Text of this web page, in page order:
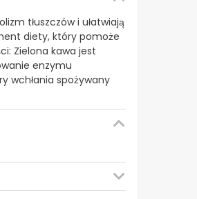
tłuszczów i ułatwiają
diety, który pomoże
Zielona kawa jest
enzymu
wchłania spożywany